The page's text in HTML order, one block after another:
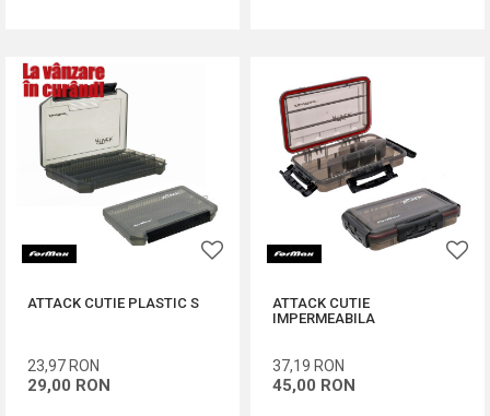
ATTACK CUTIE PLASTIC S
23,97 RON
29,00 RON
ATTACK CUTIE
IMPERMEABILA
37,19 RON
45,00 RON